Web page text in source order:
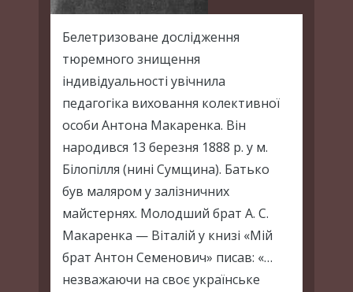
Белетризоване дослідження
тюремного знищення
індивідуальності увічнила
педагогіка виховання колективної
особи Антона Макаренка. Він
народився 13 березня 1888 р. у м.
Білопілля (нині Сумщина). Батько
був маляром у залізничних
майстернях. Молодший брат А. С.
Макаренка — Віталій у книзі «Мій
брат Антон Семенович» писав: «…
незважаючи на своє українське